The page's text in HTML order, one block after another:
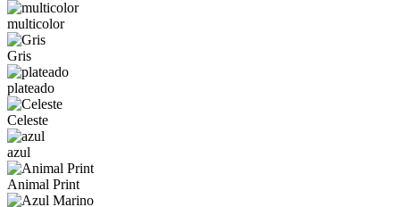
multicolor
Gris
plateado
Celeste
azul
Animal Print